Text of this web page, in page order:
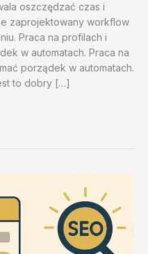
oszczędzać czas i
zaprojektowany workflow
Praca na profilach i
w automatach. Praca na
porządek w automatach.
to dobry […]